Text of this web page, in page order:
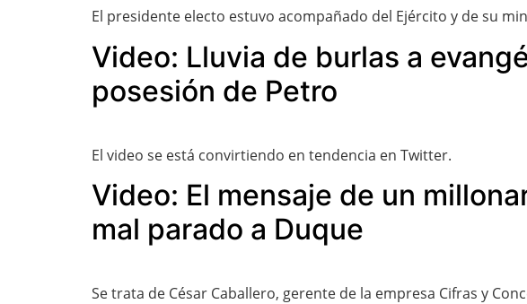
El presidente electo estuvo acompañado del Ejército y de su
Video: Lluvia de burlas a
posesión de Petro
El video se está convirtiendo en tendencia en Twitter.
Video: El mensaje de un
mal parado a Duque
Se trata de César Caballero, gerente de la empresa Cifras y